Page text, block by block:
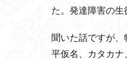
た。発達障害の生
聞いた話ですが、
平仮名、カタカナ